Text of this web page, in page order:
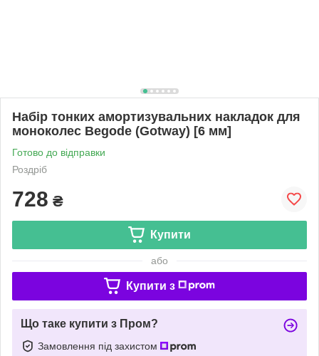
Набір тонких амортизувальних накладок для
моноколес Begode (Gotway) [6 мм]
Готово до відправки
Роздріб
728 ₴
Купити
або
Купити з
Що таке купити з Пром?
Замовлення під захистом